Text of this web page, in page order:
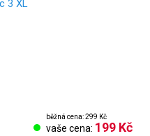
běžná cena: 299 Kč
vaše cena: 199 Kč